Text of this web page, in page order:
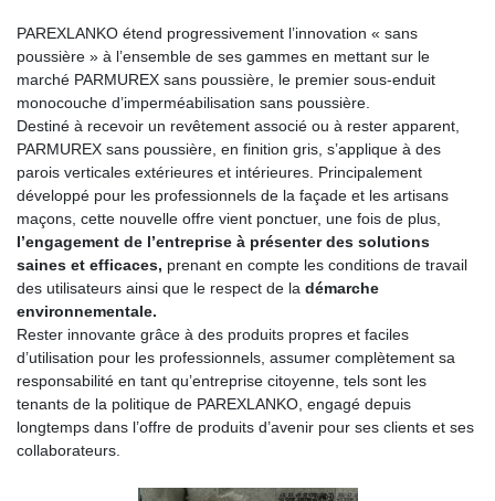
PAREXLANKO étend progressivement l’innovation « sans
poussière » à l’ensemble de ses gammes en mettant sur le
marché PARMUREX sans poussière, le premier sous-enduit
monocouche d’imperméabilisation sans poussière.
Destiné à recevoir un revêtement associé ou à rester apparent,
PARMUREX sans poussière, en finition gris, s’applique à des
parois verticales extérieures et intérieures. Principalement
développé pour les professionnels de la façade et les artisans
maçons, cette nouvelle offre vient ponctuer, une fois de plus,
l’engagement de l’entreprise à présenter des solutions
saines et efficaces, prenant en compte les conditions de travail
des utilisateurs ainsi que le respect de la démarche
environnementale.
Rester innovante grâce à des produits propres et faciles
d’utilisation pour les professionnels, assumer complètement sa
responsabilité en tant qu’entreprise citoyenne, tels sont les
tenants de la politique de PAREXLANKO, engagé depuis
longtemps dans l’offre de produits d’avenir pour ses clients et ses
collaborateurs.